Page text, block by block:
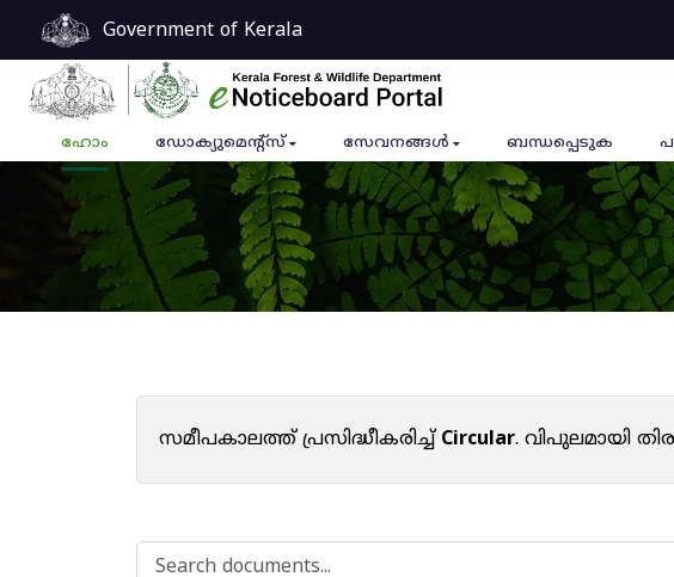
Government of Kerala
ഹോം ഡോക്യുമെൻ്റ്സ് സേവനങ്ങൾ ബന്ധപ്പെടുക
സമീപകാലത്ത് പ്രസിദ്ധീകരിച്ച്Circular. വിപുലമായി